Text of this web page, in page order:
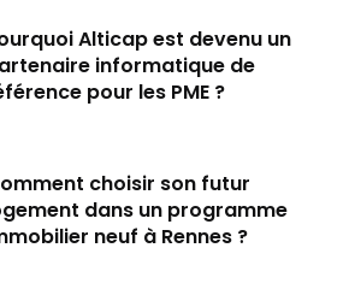
Alticap est devenu un
informatique de
pour les PME ?
choisir son futur
dans un programme
neuf à Rennes ?